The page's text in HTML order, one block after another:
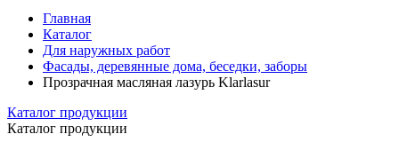
Главная
Каталог
Для наружных работ
Фасады, деревянные дома, беседки, заборы
Прозрачная масляная лазурь Klarlasur
Каталог продукции
Каталог продукции